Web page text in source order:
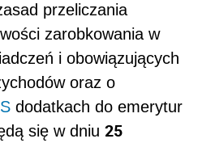
przeliczania
zarobkowania w
i obowiązujących
oraz o
dodatkach do emerytur
się w dniu 25